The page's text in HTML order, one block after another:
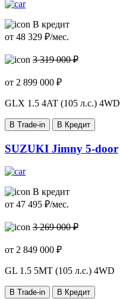
В кредит
от 48 329 ₽/мес.
3 319 000 ₽
от 2 899 000 ₽
GLX 1.5 4AT (105 л.с.) 4WD
В Trade-in В Кредит
SUZUKI Jimny 5-door
В кредит
от 47 495 ₽/мес.
3 269 000 ₽
от 2 849 000 ₽
GL 1.5 5MT (105 л.с.) 4WD
В Trade-in В Кредит